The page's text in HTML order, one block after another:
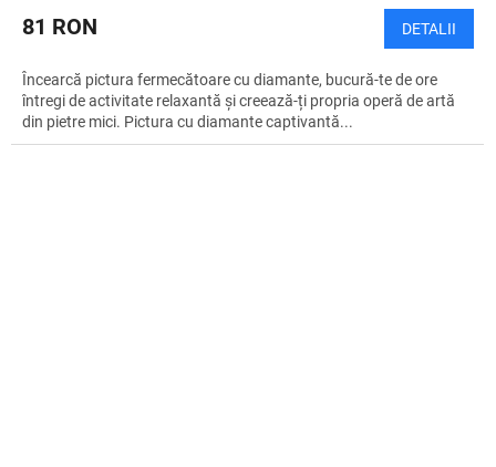
81 RON DETALII
Încearcă pictura fermecătoare cu diamante, bucură-te de ore
întregi de activitate relaxantă și creează-ți propria operă de artă
din pietre mici. Pictura cu diamante captivantă...